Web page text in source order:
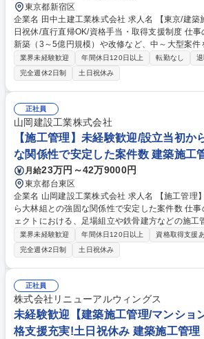
東京都新宿区
企業名 田中土建工業株式会社 求人名 【東京/建築施工管理】年休130日/土
日祝休/直行直帰OK/資格手当・取得支援制度 仕事の内容 営業が受注した
新築（3～5億円規模）や改修など、中～大型案件
理をお任せします。コスト、納期、品質の管理と
の管理運営業務全般を統括をお任せいたします。 1案件につき4名前後の
チームで担当し、工事費等の原価管理、工程調整
品質の管理、関係各所との打ち合わせや書類作成
員はおらず全員が正社員のチーム体制で協同して
です。現場へは基本的に直行直帰での勤務となり
も、大型建設プロジェクトのマネジメントを体系
います。 募集職種 【東京/建築施工管理】年休130日/土日祝休/直行直帰O
K/資格手当・取得支援制度
業界未経験歓迎 年間休日120日以上 転勤なし
完全週休2日制
土日祝休み
正社員
山岡建設工業株式会社
【施工管理】未経験歓迎/設立当初か
な関係性で安定した案件数 建築施工
月給23万円～42万9000円
東京都台東区
企業名 山岡建設工業株式会社 求人名 【施工管理】未経験歓迎/設立当初か
ら大林組との強固な関係性で安定した案件数 仕事の内容 大型建築プロジ
ェクトにおける、足場組立や鉄骨建方などの施工
お任せします。入社直後は様々な研修で基礎知識
くはOJTにて業務に慣れていただきます。 【具体的には】 ■現場写真の撮
影や整理、資材等の手配 ■安全パトロールへの同
た各種書類の作成サポート ■協力業者や元請業者
材・搬入スケジュール調整 募集職種 【施工管理】未経験歓迎/設立当初か
ら大林組との強固な関係性で安定した案件数
業界未経験歓迎 年間休日120日以上 資格取得支援
完全週休2日制
土日祝休み
正社員
株式会社リニューアルウィングス
未経験歓迎【建築施工管理/マンショ
格支援充実!土日祝休み 建築施工管理